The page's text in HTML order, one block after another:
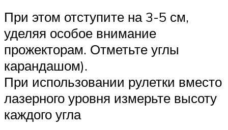
При этом отступите на 3-5 см,
уделяя особое внимание
прожекторам. Отметьте углы
карандашом).
При использовании рулетки вместо
лазерного уровня измерьте высоту
каждого угла